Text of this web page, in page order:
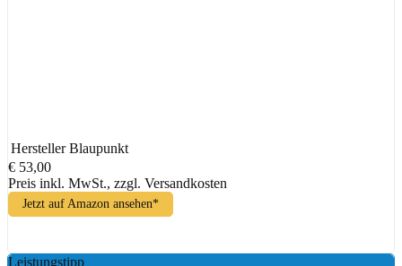
Hersteller Blaupunkt
€ 53,00
Preis inkl. MwSt., zzgl. Versandkosten
Jetzt auf Amazon ansehen*
Leistungstipp